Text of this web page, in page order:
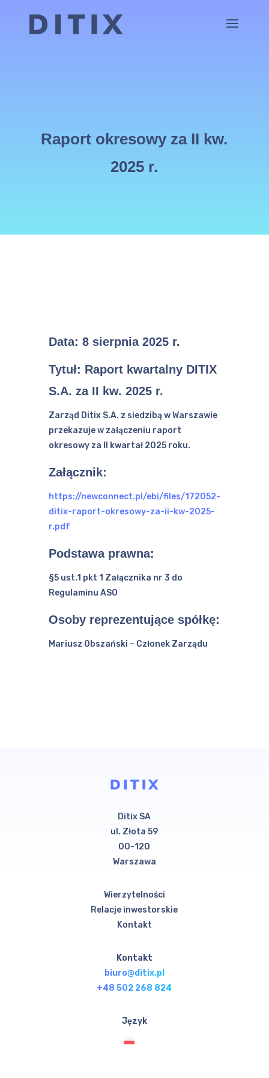
Raport okresowy za II kw.
2025 r.
Data: 8 sierpnia 2025 r.
Tytuł: Raport kwartalny DITIX
S.A. za II kw. 2025 r.
Zarząd Ditix S.A. z siedzibą w Warszawie
przekazuje w załączeniu raport
okresowy za II kwartał 2025 roku.
Załącznik:
https://newconnect.pl/ebi/files/172052-
ditix-raport-okresowy-za-ii-kw-2025-
r.pdf
Podstawa prawna:
§5 ust.1 pkt 1 Załącznika nr 3 do
Regulaminu ASO
Osoby reprezentujące spółkę:
Mariusz Obszański – Członek Zarządu
Ditix SA
ul. Złota 59
00-120
Warszawa
Wierzytelności
Relacje inwestorskie
Kontakt
Kontakt
biuro@ditix.pl
+48 502 268 824
Język